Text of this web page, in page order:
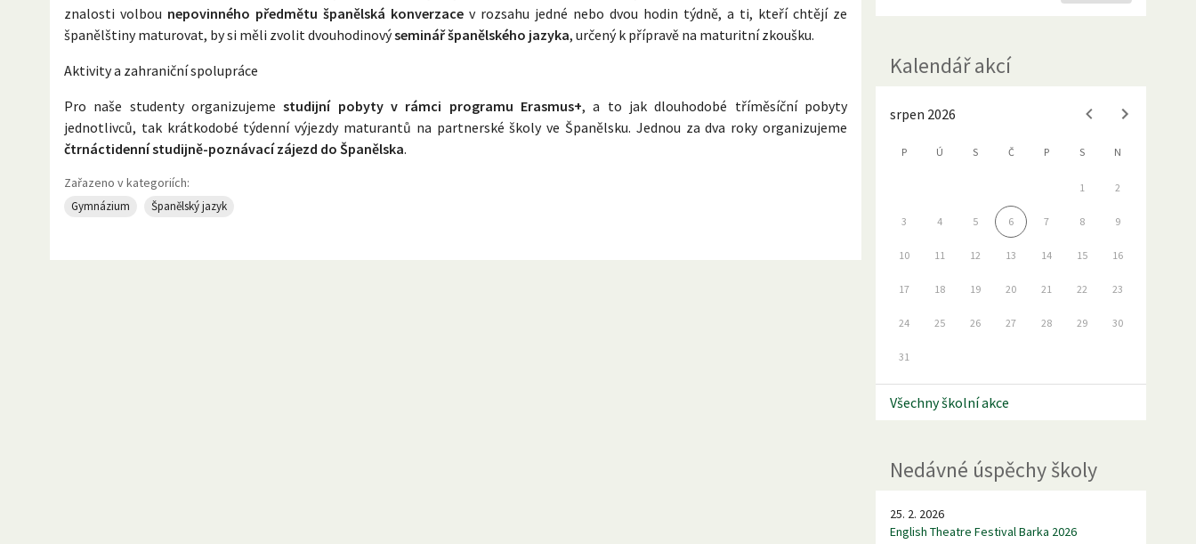
znalosti volbou nepovinného předmětu španělská konverzace v rozsahu jedné nebo dvou hodin týdně, a ti, kteří chtějí ze
španělštiny maturovat, by si měli zvolit dvouhodinovýseminář španělského jazyka, určený k přípravě na maturitní zkoušku.
Aktivity a zahraniční spolupráce
Pro naše studenty organizujemestudijní pobyty v rámci programu Erasmus+, a to jak dlouhodobé tříměsíční pobyty
jednotlivců, tak krátkodobé týdenní výjezdy maturantů na partnerské školy ve Španělsku. Jednou za dva roky organizujeme
čtrnáctidenní studijně-poznávací zájezd do Španělska.
Zařazeno v kategoriích:
Gymnázium Španělský jazyk
Kalendář akcí
srpen 2026
P Ú S Č P S N
1 2
3 4 5 6 7 8 9
10 11 12 13 14 15 16
17 18 19 20 21 22 23
24 25 26 27 28 29 30
31
Všechny školní akce
Nedávné úspěchy školy
25. 2. 2026
English Theatre Festival Barka 2026